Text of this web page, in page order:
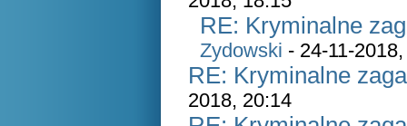
RE: Kryminalne
Zydowski - 24-11-
RE: Kryminalne
2018, 20:14